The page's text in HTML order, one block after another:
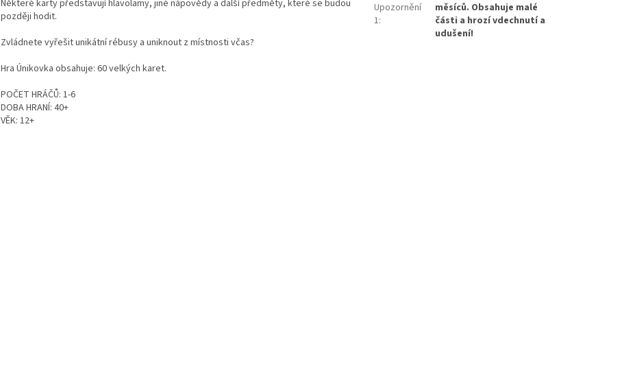
Některé karty představují hlavolamy, jiné nápovědy a další předměty, které se budou
později hodit.
Zvládnete vyřešit unikátní rébusy a uniknout z místnosti včas?
Hra Únikovka obsahuje: 60 velkých karet.
POČET HRÁČŮ: 1-6
DOBA HRANÍ: 40+
VĚK: 12+
Upozornění
1:
měsíců. Obsahuje malé
části a hrozí vdechnutí a
udušení!